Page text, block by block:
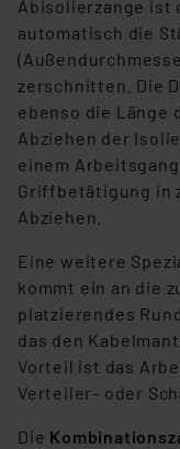
Abisolierzange ist
automatisch die
zerschnitten. Die
ebenso die Länge
Abziehen der
einem
Griffbetätigung in
Abziehen.
Eine weitere
kommt ein an die
platzierendes
das den
Vorteil ist das
Verteiler- oder
Die